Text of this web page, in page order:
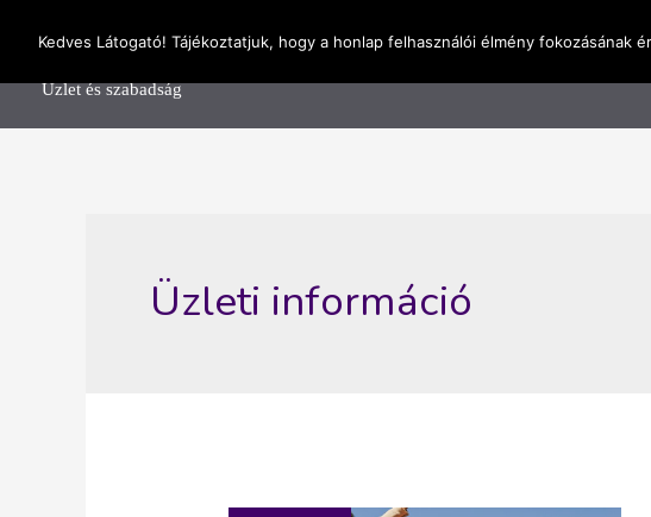
content
OnlineSeedsMan
Üzlet és szabadság
Üzleti információ
Kedves Látogató! Tájékoztatjuk, hogy a honlap felhasználói élmény